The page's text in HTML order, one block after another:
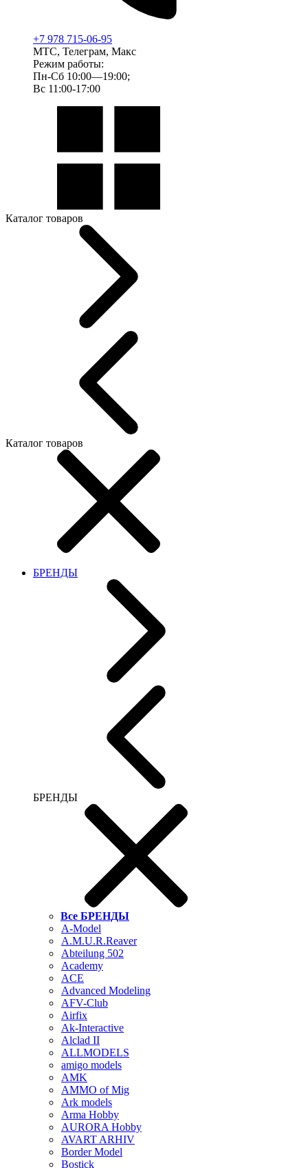
+7 978 715-06-95
МТС, Телеграм, Макс
Режим работы:
Пн-Сб 10:00—19:00;
Вс 11:00-17:00
Каталог товаров
Каталог товаров
БРЕНДЫ
БРЕНДЫ
Все БРЕНДЫ
A-Model
A.M.U.R.Reaver
Abteilung 502
Academy
ACE
Advanced Modeling
AFV-Club
Airfix
Ak-Interactive
Alclad II
ALLMODELS
amigo models
AMK
AMMO of Mig
Ark models
Arma Hobby
AURORA Hobby
AVART ARHIV
Border Model
Bostick